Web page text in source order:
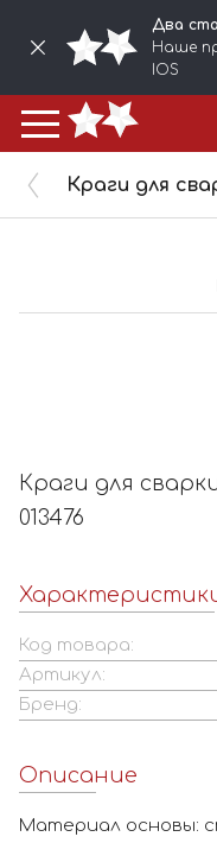
Два
Наше
IOS
Краги для
Краги для
013476
Код товара:
Артикул:
Бренд:
Описание
Материал основы: